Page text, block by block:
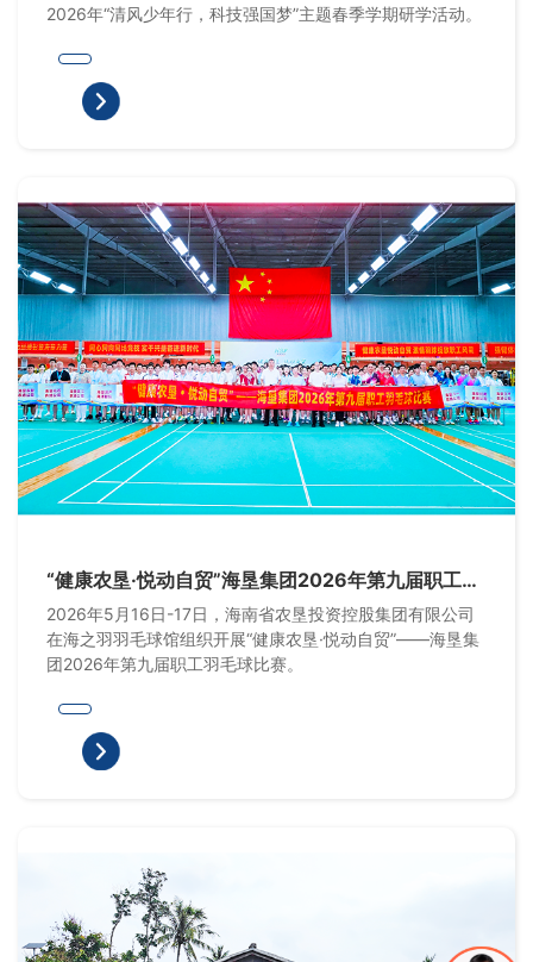
2026年“清风少年行，科技强国梦”主题春季学期研学活动。
“健康农垦·悦动自贸”海垦集团2026年第九届职工羽
毛球比赛
2026年5月16日-17日，海南省农垦投资控股集团有限公司
在海之羽羽毛球馆组织开展“健康农垦·悦动自贸”——海垦集
团2026年第九届职工羽毛球比赛。